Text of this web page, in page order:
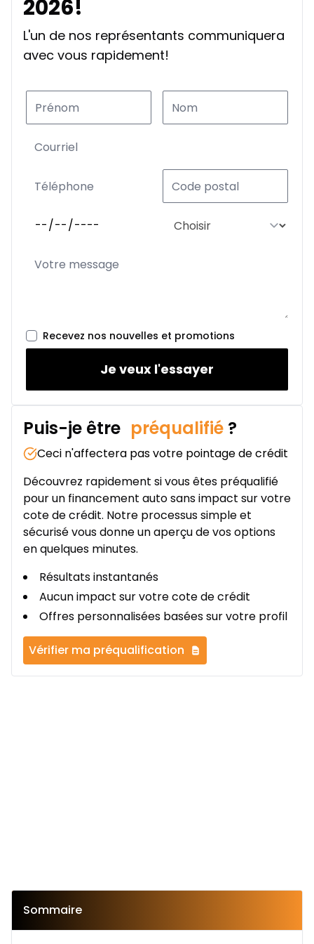
Location sur 39 mois
0.00 $ d'acompte • 2.49%
0.00 $ d'acompte • 2.49%
Location sur 27 mois
0.00 $ d'acompte • 2.49%
Location sur 24 mois
0.00 $ d'acompte • 2.49%
À partir de :
437$/Sem.
2026!
L'un de nos représentants communiquera
avec vous rapidement!
Recevez nos nouvelles et promotions
Je veux l'essayer
Puis-je être préqualifié ?
Ceci n'affectera pas votre pointage de crédit
Découvrez rapidement si vous êtes préqualifié
pour un financement auto sans impact sur votre
cote de crédit. Notre processus simple et
sécurisé vous donne un aperçu de vos options
en quelques minutes.
Résultats instantanés
Aucun impact sur votre cote de crédit
Offres personnalisées basées sur votre profil
Vérifier ma préqualification
Sommaire